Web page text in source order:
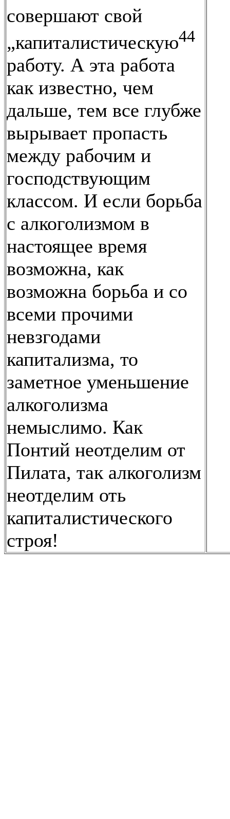
совершают свой
„капиталистическую44
работу. А эта работа
как известно, чем
дальше, тем все глубже
вырывает пропасть
между рабочим и
господствующим
классом. И если борьба
с алкоголизмом в
настоящее время
возможна, как
возможна борьба и со
всеми прочими
невзгодами
капитализма, то
заметное уменьшение
алкоголизма
немыслимо. Как
Понтий неотделим от
Пилата, так алкоголизм
неотделим оть
капиталистического
строя!